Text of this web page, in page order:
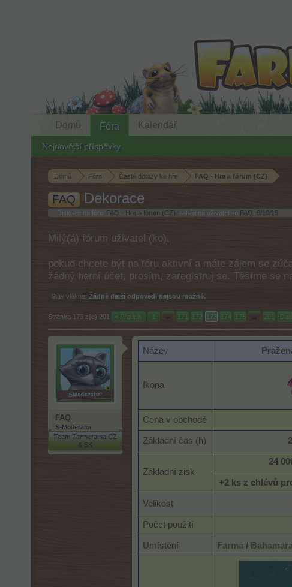
Domů Fóra Časté dotazy ke hře FAQ - Hra a fórum (CZ)
FAQ Dekorace
Diskuze na fóru ' FAQ - Hra a fórum (CZ) ' zahájená uživatelem FAQ 6/10/15
Milý(á) fórum uživatel (ko),
pokud chcete být na fóru aktivní a máte zájem se
žádný herní účet, prosím, zaregistruj se. Těšíme se
Stav vlákna: Žádné další odpovědi nejsou možné.
Stránka 173 z(e) 201 < Předch. 1 ← 171 172 173 174 175 → 201
FAQ
S-Moderator
Team Farmerama CZ
& SK
Název
Ikona
Cena v obchodě
Základní čas (h)
Základní zisk
24
+2 ks z chlévů
Velikost
Počet použití
Umístění Farma/
Domů Fóra
Nejnovější příspěvky
Kalendář